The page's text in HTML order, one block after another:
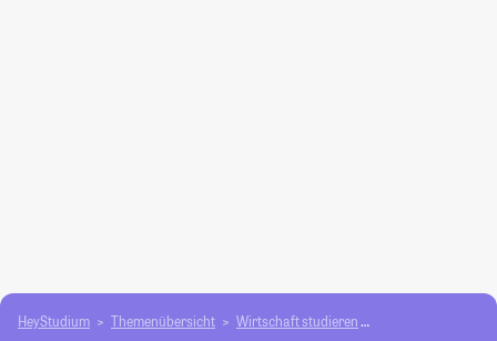
HeyStudium Themenübersicht Wirtschaft studieren